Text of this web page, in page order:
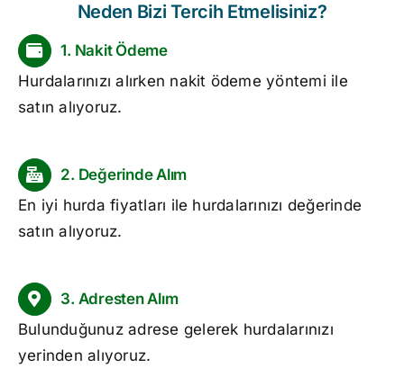
Neden Bizi Tercih Etmelisiniz?
1. Nakit Ödeme
Hurdalarınızı alırken nakit ödeme yöntemi ile
satın alıyoruz.
2. Değerinde Alım
En iyi hurda fiyatları ile hurdalarınızı değerinde
satın alıyoruz.
3. Adresten Alım
Bulunduğunuz adrese gelerek hurdalarınızı
yerinden alıyoruz.